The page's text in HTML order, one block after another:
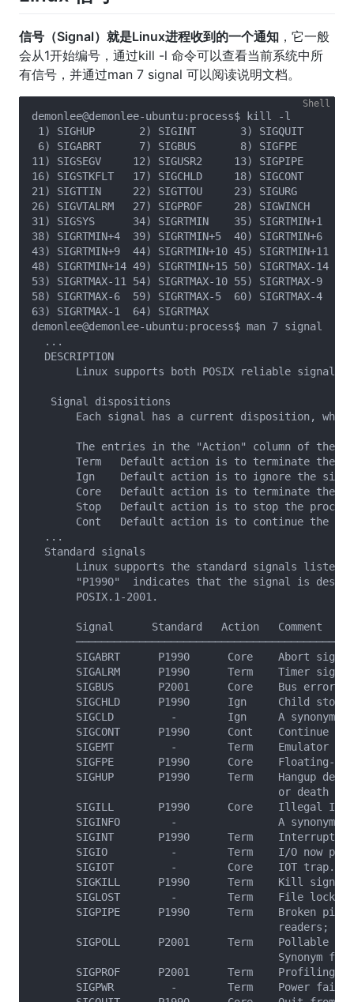
信号（Signal）就是Linux进程收到的一个通知 ，它一般
会从1开始编号，通过kill -l 命令可以查看当前系统中所
有信号，并通过man 7 signal 可以阅读说明文档。
demonlee@demonlee-ubuntu:process$ kill -l
1) SIGHUP	 2) SIGINT	 3) SIGQUIT	 4) SIGILL	 5) SIGTRAP
6) SIGABRT	 7) SIGBUS	 8) SIGFPE	 9) SIGKILL	10) SIGUSR1
11) SIGSEGV	12) SIGUSR2	13) SIGPIPE	14) SIGALRM	15) SIGTERM
16) SIGSTKFLT	17) SIGCHLD	18) SIGCONT	19) SIGSTOP	20) SIGTSTP
21) SIGTTIN	22) SIGTTOU	23) SIGURG	24) SIGXCPU	25) SIGXFSZ
26) SIGVTALRM	27) SIGPROF	28) SIGWINCH	29) SIGIO	30) SIGPWR
31) SIGSYS	34) SIGRTMIN	35) SIGRTMIN+1	36) SIGRTMIN+2	37) SIGRTMIN+3
38) SIGRTMIN+4	39) SIGRTMIN+5	40) SIGRTMIN+6	41) SIGRTMIN+7	42) SIGRTMIN+8
43) SIGRTMIN+9	44) SIGRTMIN+10	45) SIGRTMIN+11	46) SIGRTMIN+12	47) SIGRTMIN+13
48) SIGRTMIN+14	49) SIGRTMIN+15	50) SIGRTMAX-14	51) SIGRTMAX-13	52) SIGRTMAX-12
53) SIGRTMAX-11	54) SIGRTMAX-10	55) SIGRTMAX-9	56) SIGRTMAX-8	57) SIGRTMAX-7
58) SIGRTMAX-6	59) SIGRTMAX-5	60) SIGRTMAX-4	61) SIGRTMAX-3	62) SIGRTMAX-2
63) SIGRTMAX-1	64) SIGRTMAX
demonlee@demonlee-ubuntu:process$ man 7 signal
  ...
  DESCRIPTION
Linux supports both POSIX reliable signals
   Signal dispositions
Each signal has a current disposition,
The entries in the "Action" column of the
Term   Default action is to terminate the
Ign    Default action is to ignore the
Core   Default action is to terminate the
Stop   Default action is to stop the
Cont   Default action is to continue the
  ...
  Standard signals
Linux supports the standard signals listed
"P1990"  indicates that the signal is
       POSIX.1-2001.
       Signal      Standard   Action   Comment
SIGABRT      P1990      Core    Abort
SIGALRM      P1990      Term    Timer
SIGBUS       P2001      Core    Bus error
SIGCHLD      P1990      Ign     Child
SIGCLD         -        Ign     A synonym
SIGCONT      P1990      Cont    Continue if
SIGEMT         -        Term    Emulator
SIGFPE       P1990      Core    Floating-
SIGHUP       P1990      Term    Hangup
or death of
SIGILL       P1990      Core    Illegal
SIGINFO        -                A synonym
SIGINT       P1990      Term    Interrupt
SIGIO          -        Term    I/O now
SIGIOT         -        Core    IOT trap. A
       SIGKILL      P1990      Term    Kill signal
SIGLOST        -        Term    File lock
SIGPIPE      P1990      Term    Broken
readers;
SIGPOLL      P2001      Term    Pollable
Synonym for
SIGPROF      P2001      Term    Profiling
SIGPWR         -        Term    Power